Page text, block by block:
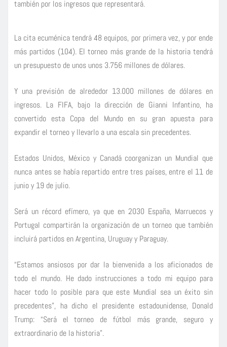
también por los ingresos que representará.
La cita ecuménica tendrá 48 equipos, por primera vez, y por ende
más partidos (104). El torneo más grande de la historia tendrá
un presupuesto de unos unos 3.756 millones de dólares.
Y una previsión de alrededor 13.000 millones de dólares en
ingresos. La FIFA, bajo la dirección de Gianni Infantino, ha
convertido esta Copa del Mundo en su gran apuesta para
expandir el torneo y llevarlo a una escala sin precedentes.
Estados Unidos, México y Canadá coorganizan un Mundial que
nunca antes se había repartido entre tres países, entre el 11 de
junio y 19 de julio.
Será un récord efímero, ya que en 2030 España, Marruecos y
Portugal compartirán la organización de un torneo que también
incluirá partidos en Argentina, Uruguay y Paraguay.
“Estamos ansiosos por dar la bienvenida a los aficionados de
todo el mundo. He dado instrucciones a todo mi equipo para
hacer todo lo posible para que este Mundial sea un éxito sin
precedentes”, ha dicho el presidente estadounidense, Donald
Trump: “Será el torneo de fútbol más grande, seguro y
extraordinario de la historia”.